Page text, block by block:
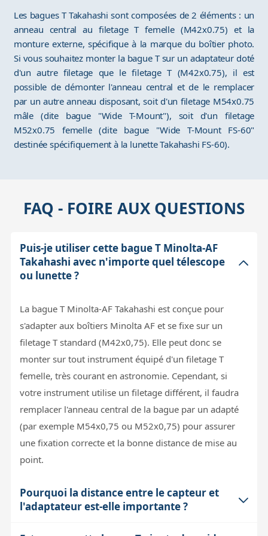
Les bagues T Takahashi sont composées de 2 éléments : un
anneau central au filetage T femelle (M42x0.75) et la
monture externe, spécifique à la marque du boîtier photo.
Si vous souhaitez monter la bague T sur un adaptateur doté
d'un autre filetage que le filetage T (M42x0.75), il est
possible de démonter l'anneau central et de le remplacer
par un autre anneau disposant, soit d'un filetage M54x0.75
mâle (dite bague "Wide T-Mount"), soit d'un filetage
M52x0.75 femelle (dite bague "Wide T-Mount FS-60"
destinée spécifiquement à la lunette Takahashi FS-60).
FAQ - FOIRE AUX QUESTIONS
Puis-je utiliser cette bague T Minolta-AF
Takahashi avec n'importe quel télescope
ou lunette ?
La bague T Minolta-AF Takahashi est conçue pour
s'adapter aux boîtiers Minolta AF et se fixe sur un
filetage T standard (M42x0,75). Elle peut donc se
monter sur tout instrument équipé d'un filetage T
femelle, très courant en astronomie. Cependant, si
votre instrument utilise un filetage différent, il faudra
remplacer l'anneau central de la bague par un adapté
(par exemple M54x0,75 ou M52x0,75) pour assurer
une fixation correcte et la bonne distance de mise au
point.
Pourquoi la distance entre le capteur et
l'adaptateur est-elle importante ?